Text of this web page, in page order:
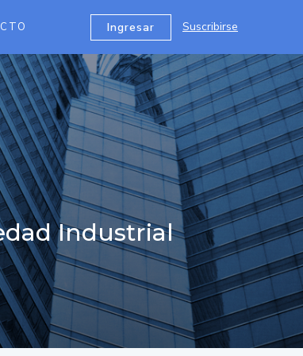
Ingresar Suscribirse
Industrial